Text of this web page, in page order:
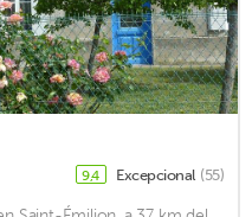
9,4 Excepcional (55)